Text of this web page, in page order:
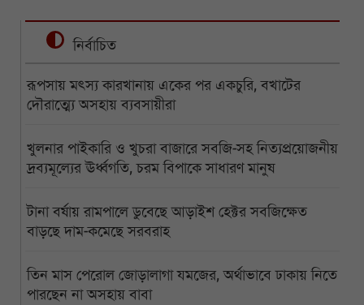
নির্বাচিত
রূপসায় মৎস্য কারখানায় একের পর একচুরি, বখাটের
দৌরাত্ম্যে অসহায় ব্যবসায়ীরা
খুলনার পাইকারি ও খুচরা বাজারে সবজি-সহ নিত্যপ্রয়োজনীয়
দ্রব্যমূল্যের ঊর্ধ্বগতি, চরম বিপাকে সাধারণ মানুষ
টানা বর্ষায় রামপালে ডুবেছে আড়াইশ হেক্টর সবজিক্ষেত
বাড়ছে দাম-কমেছে সরবরাহ
তিন মাস পেরোল জোড়ালাগা যমজের, অর্থাভাবে ঢাকায় নিতে
পারছেন না অসহায় বাবা